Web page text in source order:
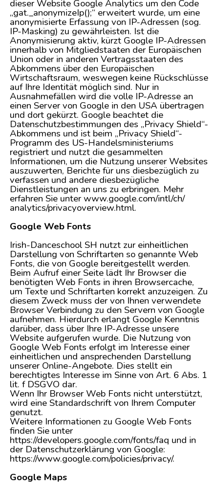
dieser Website Google Analytics um den Code
„gat._anonymizeIp();“ erweitert wurde, um eine
anonymisierte Erfassung von IP-Adressen (sog.
IP-Masking) zu gewährleisten. Ist die
Anonymisierung aktiv, kürzt Google IP-Adressen
innerhalb von Mitgliedstaaten der Europäischen
Union oder in anderen Vertragsstaaten des
Abkommens über den Europäischen
Wirtschaftsraum, weswegen keine Rückschlüsse
auf Ihre Identität möglich sind. Nur in
Ausnahmefällen wird die volle IP-Adresse an
einen Server von Google in den USA übertragen
und dort gekürzt. Google beachtet die
Datenschutzbestimmungen des „Privacy Shield“-
Abkommens und ist beim „Privacy Shield“-
Programm des US-Handelsministeriums
registriert und nutzt die gesammelten
Informationen, um die Nutzung unserer Websites
auszuwerten, Berichte für uns diesbezüglich zu
verfassen und andere diesbezügliche
Dienstleistungen an uns zu erbringen. Mehr
erfahren Sie unter www.google.com/intl/ch/
analytics/privacyoverview.html.
Google Web Fonts
Irish-Danceschool SH nutzt zur einheitlichen
Darstellung von Schriftarten so genannte Web
Fonts, die von Google bereitgestellt werden.
Beim Aufruf einer Seite lädt Ihr Browser die
benötigten Web Fonts in ihren Browsercache,
um Texte und Schriftarten korrekt anzuzeigen. Zu
diesem Zweck muss der von Ihnen verwendete
Browser Verbindung zu den Servern von Google
aufnehmen. Hierdurch erlangt Google Kenntnis
darüber, dass über Ihre IP-Adresse unsere
Website aufgerufen wurde. Die Nutzung von
Google Web Fonts erfolgt im Interesse einer
einheitlichen und ansprechenden Darstellung
unserer Online-Angebote. Dies stellt ein
berechtigtes Interesse im Sinne von Art. 6 Abs. 1
lit. f DSGVO dar.
Wenn Ihr Browser Web Fonts nicht unterstützt,
wird eine Standardschrift von Ihrem Computer
genutzt.
Weitere Informationen zu Google Web Fonts
finden Sie unter
https://developers.google.com/fonts/faq und in
der Datenschutzerklärung von Google:
https://www.google.com/policies/privacy/.
Google Maps